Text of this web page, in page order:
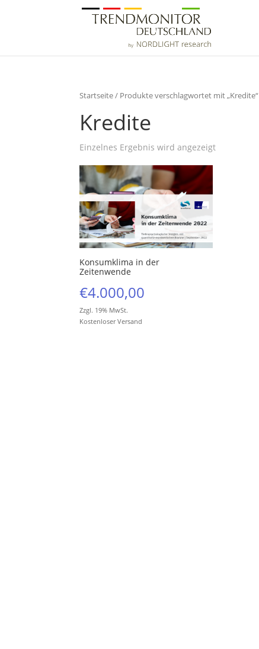
Startseite/ Produkte verschlagwortet mit „Kredite“
Kredite
Einzelnes Ergebnis wird angezeigt
Konsumklima in der
Zeitenwende
€4.000,00
Zzgl. 19% MwSt.
Kostenloser Versand